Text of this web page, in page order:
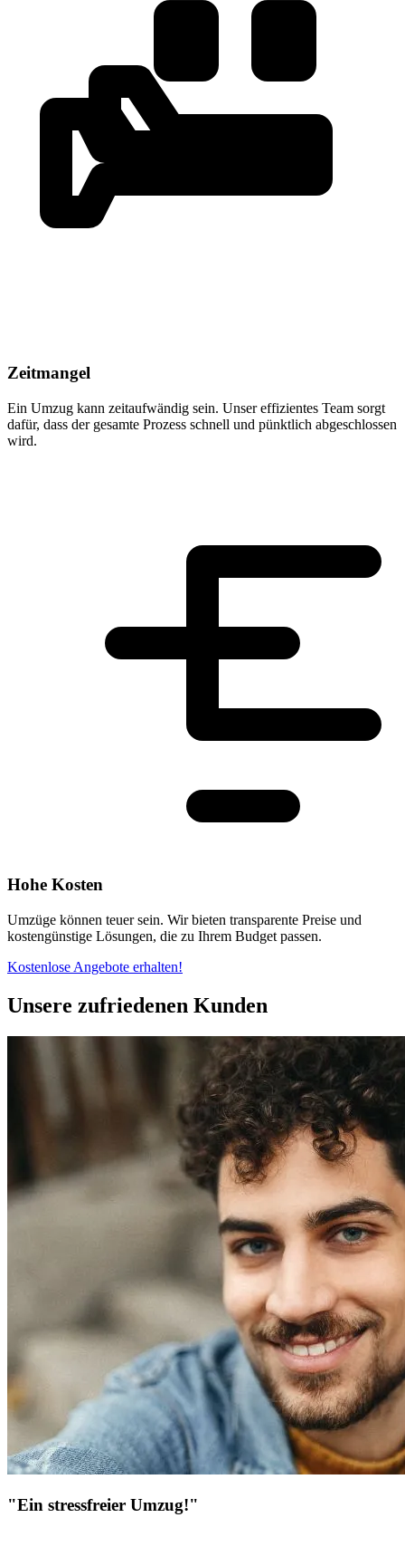
Zeitmangel
Ein Umzug kann zeitaufwändig sein. Unser effizientes Team sorgt
dafür, dass der gesamte Prozess schnell und pünktlich abgeschlossen
wird.
Hohe Kosten
Umzüge können teuer sein. Wir bieten transparente Preise und
kostengünstige Lösungen, die zu Ihrem Budget passen.
Kostenlose Angebote erhalten!
Unsere zufriedenen Kunden
"Ein stressfreier Umzug!"